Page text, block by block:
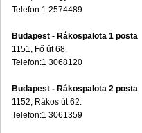
Telefon:1 2574489
Budapest - Rákospalota 1 posta
1151, Fő út 68.
Telefon:1 3068120
Budapest - Rákospalota 2 posta
1152, Rákos út 62.
Telefon:1 3061359